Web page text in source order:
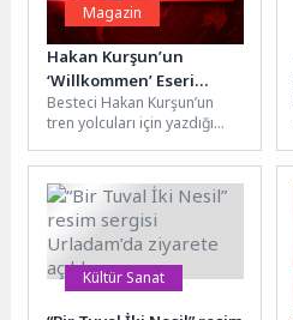
Magazin
Hakan Kurşun’un
‘Willkommen’ Eseri
Hanau Tren
İstasyonu’ndaki
Kamusal Sanat
Besteci Hakan Kurşun’un
tren yolcuları için yazdığı
Wiedersehen isimli
parçaları, Hanau am...
Kültür Sanat